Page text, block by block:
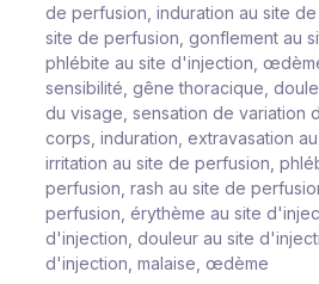
de perfusion, induration au site
site de perfusion, gonflement au
phlébite au site d'injection,
sensibilité, gêne thoracique,
du visage, sensation de variation
corps, induration, extravasation
irritation au site de perfusion,
perfusion, rash au site de
perfusion, érythème au site
d'injection, douleur au site
d'injection, malaise, œdème